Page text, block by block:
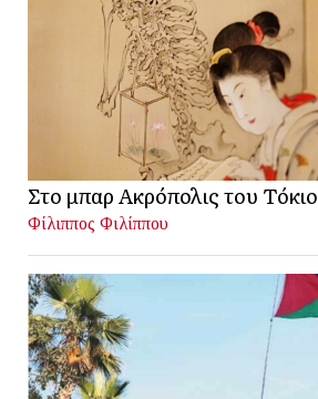
Στο μπαρ Ακρόπολις του Τόκιο
Φίλιππος Φιλίππου